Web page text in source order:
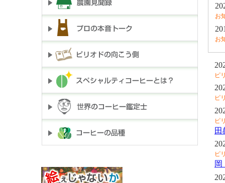
お
お
ピ
ピ
ピ
田
ピ